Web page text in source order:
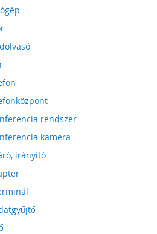
rendszer
kamera
irányító